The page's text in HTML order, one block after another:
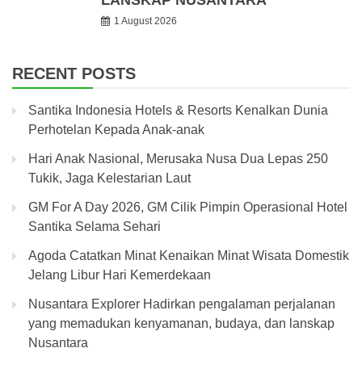
1 August 2026
RECENT POSTS
Santika Indonesia Hotels & Resorts Kenalkan Dunia
Perhotelan Kepada Anak-anak
Hari Anak Nasional, Merusaka Nusa Dua Lepas 250
Tukik, Jaga Kelestarian Laut
GM For A Day 2026, GM Cilik Pimpin Operasional Hotel
Santika Selama Sehari
Agoda Catatkan Minat Kenaikan Minat Wisata Domestik
Jelang Libur Hari Kemerdekaan
Nusantara Explorer Hadirkan pengalaman perjalanan
yang memadukan kenyamanan, budaya, dan lanskap
Nusantara